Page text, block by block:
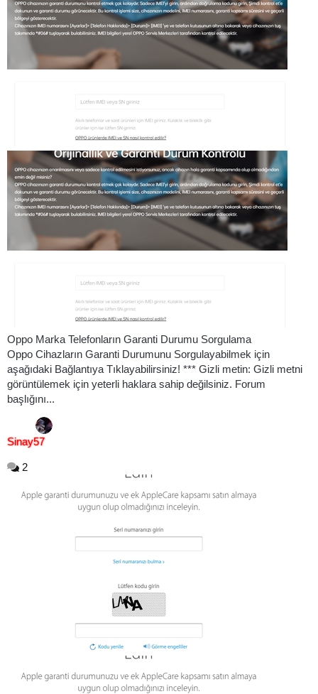
Oppo Marka Telefonların Garanti Durumu Sorgulama
Oppo Cihazların Garanti Durumunu Sorgulayabilmek için
aşağıdaki Bağlantıya Tıklayabilirsiniz! *** Gizli metin: Gizli metni
görüntülemek için yeterli haklara sahip değilsiniz. Forum
başlığını...
Sinay57
2